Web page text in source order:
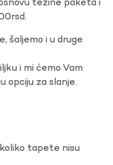
težine paketa i
šaljemo i u druge
i mi ćemo Vam
opciju za slanje.
tapete nisu